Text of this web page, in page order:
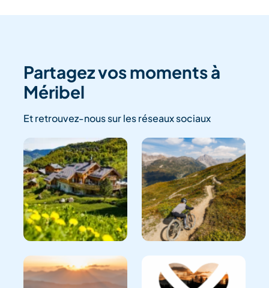
Partagez vos moments à
Méribel
Et retrouvez-nous sur les réseaux sociaux